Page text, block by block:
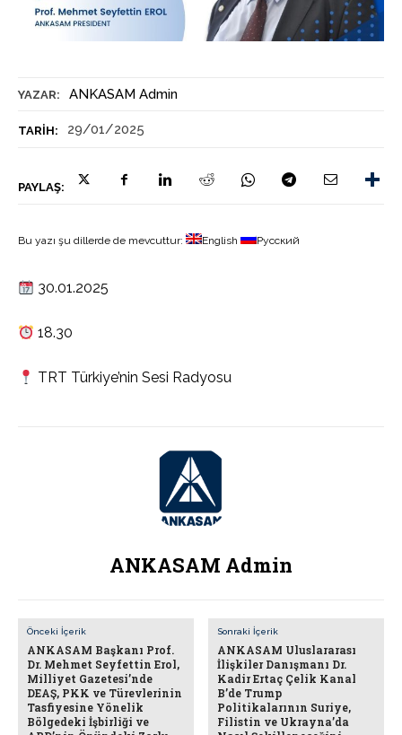
YAZAR: ANKASAM Admin
TARIH: 29/01/2025
PAYLAŞ:
Bu yazı şu dillerde de mevcuttur: English Русский
30.01.2025
18.30
TRT Türkiye’nin Sesi Radyosu
ANKASAM Admin
Önceki İçerik
ANKASAM Başkanı Prof.
Dr. Mehmet Seyfettin Erol,
Milliyet Gazetesi’nde
DEAŞ, PKK ve Türevlerinin
Tasfiyesine Yönelik
Bölgedeki İşbirliği ve
Sonraki İçerik
ANKASAM Uluslararası
İlişkiler Danışmanı Dr.
Kadir Ertaç Çelik Kanal
B’de Trump
Politikalarının Suriye,
Filistin ve Ukrayna’da